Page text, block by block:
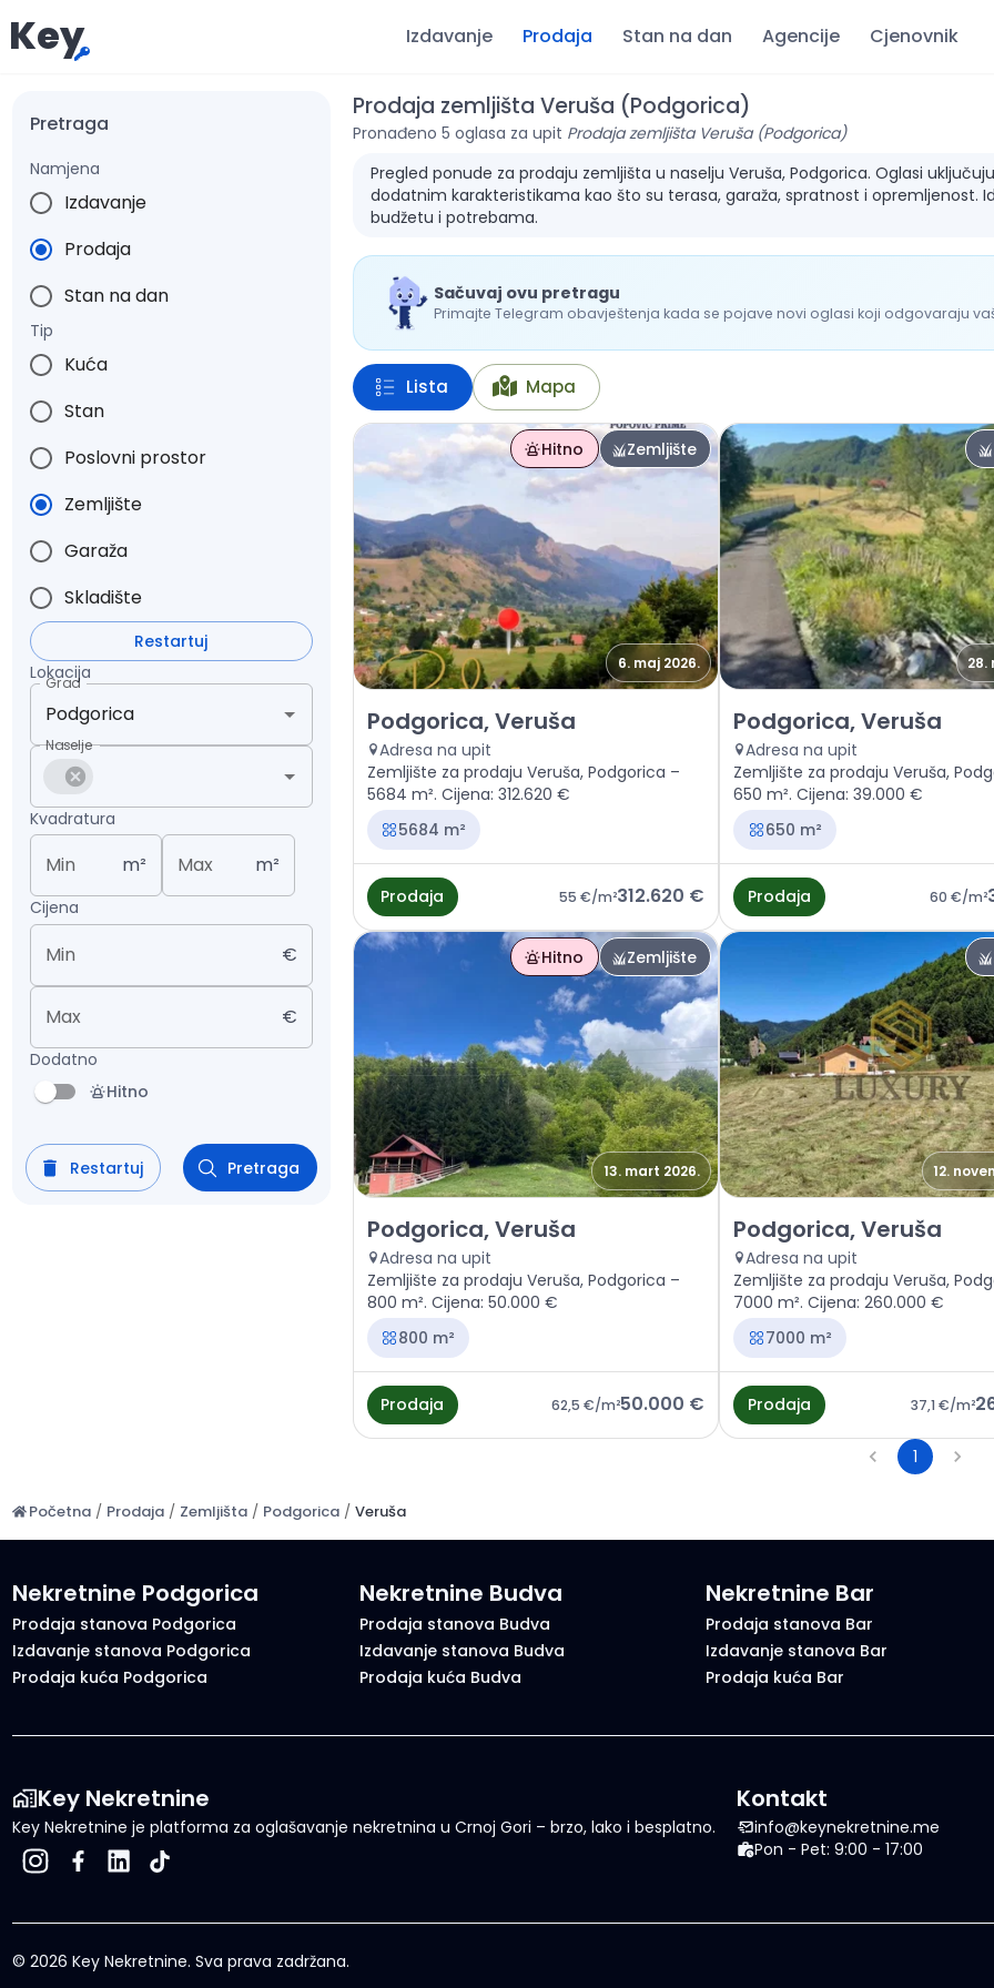
Key Izdavanje Prodaja Stan na dan Agencije Cjenovnik
Pretraga
Namjena
Izdavanje
Prodaja
Stan na dan
Tip
Kuća
Stan
Poslovni prostor
Zemljište
Garaža
Skladište
Restartuj
Lokacija
Grad
Naselje
Kvadratura
Min m² Max m²
Cijena
Min €
Max €
Dodatno
Hitno
Restartuj Pretraga
Prodaja zemljišta Veruša (Podgorica)
Pronađeno 5 oglasa za upit Prodaja zemljišta Veruša (Podgorica)
Pregled ponude za prodaju zemljišta u naselju Veruša, Podgorica. Oglasi
dodatnim karakteristikama kao što su terasa, garaža, spratnost i opremljenost.
budžetu i potrebama.
Sačuvaj ovu pretragu
Primajte Telegram obavještenja kada se pojave novi oglasi koji odgovaraju
Lista Mapa
Hitno Zemljište
6. maj 2026.
Prodaja - Zemljište Podgorica, Veruša
Podgorica, Veruša
Adresa na upit
Zemljište za prodaju Veruša, Podgorica –
5684 m². Cijena: 312.620 €
5684 m²
Prodaja 55 €/m²312.620 €
28.
Prodaja - Zemljište Podgorica,
Podgorica, Veruša
Adresa na upit
Zemljište za prodaju Veruša,
650 m². Cijena: 39.000 €
650 m²
Prodaja 60 €/m²
Hitno Zemljište
13. mart 2026.
Prodaja - Zemljište Podgorica, Veruša
Podgorica, Veruša
Adresa na upit
Zemljište za prodaju Veruša, Podgorica –
800 m². Cijena: 50.000 €
800 m²
Prodaja 62,5 €/m²50.000 €
12.
Prodaja - Zemljište Podgorica,
Podgorica, Veruša
Adresa na upit
Zemljište za prodaju Veruša,
7000 m². Cijena: 260.000 €
7000 m²
Prodaja 37,1 €/m²
1
Početna / Prodaja / Zemljišta / Podgorica / Veruša
Nekretnine Podgorica
Prodaja stanova Podgorica
Izdavanje stanova Podgorica
Prodaja kuća Podgorica
Nekretnine Budva
Prodaja stanova Budva
Izdavanje stanova Budva
Prodaja kuća Budva
Nekretnine Bar
Prodaja stanova Bar
Izdavanje stanova Bar
Prodaja kuća Bar
Key Nekretnine
Key Nekretnine je platforma za oglašavanje nekretnina u Crnoj Gori – brzo, lako i besplatno.
Kontakt
info@keynekretnine.me
Pon - Pet: 9:00 - 17:00
©2026 Key Nekretnine.Sva prava zadržana.